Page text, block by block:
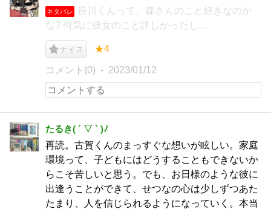
ネタバレ
笹川くんって、森さんのこと好きなのか
な? 何気に彼女のこと詳しかったし…
ナイス ★4
コメント(0) 2023/01/12
たるき( ´ ▽ ` )ﾉ
再読。古賀くんのまっすぐな想いが眩しい。家庭
環境って、子どもにはどうすることもできないか
らこそ苦しいと思う。でも、お日様のような彼に
出逢うことができて、せつなの心は少しずつあた
たまり、人を信じられるようになっていく。本当